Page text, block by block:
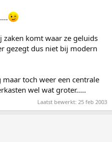
komt waar ze geluids
gezegt dus niet bij modern
toch weer een centrale
wel wat groter.....
Laatst bewerkt: 25 feb 2003